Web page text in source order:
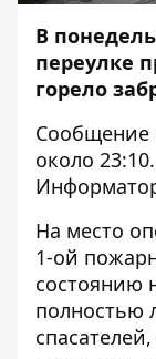
В
переулке
горело
Сообщение
около
На место
1-ой
состоянию
полностью